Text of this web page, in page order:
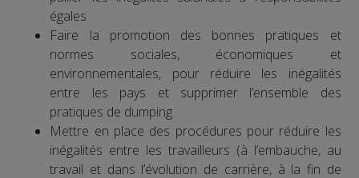
égales
Faire la promotion des bonnes pratiques et
normes sociales, économiques et
environnementales, pour réduire les inégalités
entre les pays et supprimer l’ensemble des
pratiques de dumping
Mettre en place des procédures pour réduire les
inégalités entre les travailleurs (à l’embauche, au
travail et dans l’évolution de carrière, à la fin de